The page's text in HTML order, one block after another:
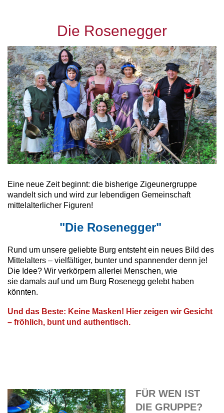
Die Rosenegger
Eine neue Zeit beginnt: die bisherige Zigeunergruppe
wandelt sich und wird zur lebendigen Gemeinschaft
mittelalterlicher Figuren!
"Die Rosenegger"
Rund um unsere geliebte Burg entsteht ein neues Bild des
Mittelalters – vielfältiger, bunter und spannender denn je!
Die Idee? Wir verkörpern allerlei Menschen, wie
sie damals auf und um Burg Rosenegg gelebt haben
könnten.
Und das Beste: Keine Masken! Hier zeigen wir Gesicht
– fröhlich, bunt und authentisch.
FÜR WEN IST
DIE GRUPPE?